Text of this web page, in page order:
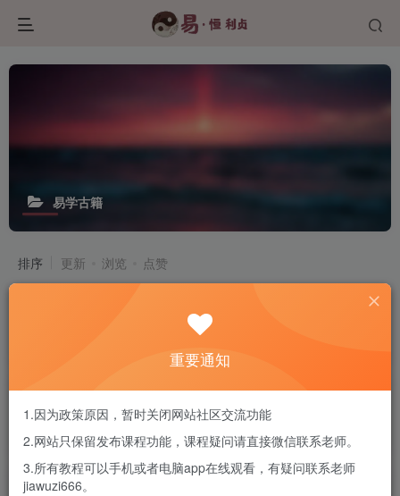
易学古籍
排序 更新 浏览 点赞
三命通会 各版本 共十本
0 1316 6
命理学书籍 杂书 20本
重要通知
1.因为政策原因，暂时关闭网站社区交流功能
2.网站只保留发布课程功能，课程疑问请直接微信联系老师。
3.所有教程可以手机或者电脑app在线观看，有疑问联系老师
jiawuzi666。